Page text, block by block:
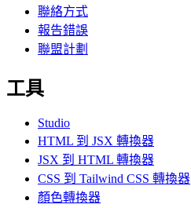
聯絡方式
報告錯誤
聯盟計劃
工具
Studio
HTML 到 JSX 轉換器
JSX 到 HTML 轉換器
CSS 到 Tailwind CSS 轉換器
顏色轉換器